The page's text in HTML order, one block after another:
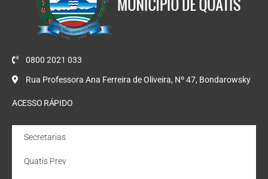
0800 2021 033
Rua Professora Ana Ferreira de Oliveira, Nº 47, Bondarowsky
ACESSO RÁPIDO
Secretarias
Quatis Prev